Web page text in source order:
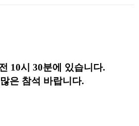
10시 30분에 있습니다.
은 참석 바랍니다.